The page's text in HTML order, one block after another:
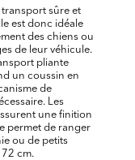
sûre et
est donc idéale
des chiens ou
de leur véhicule.
pliante
un coussin en
de
Les
une finition
permet de ranger
ou de petits
cm.